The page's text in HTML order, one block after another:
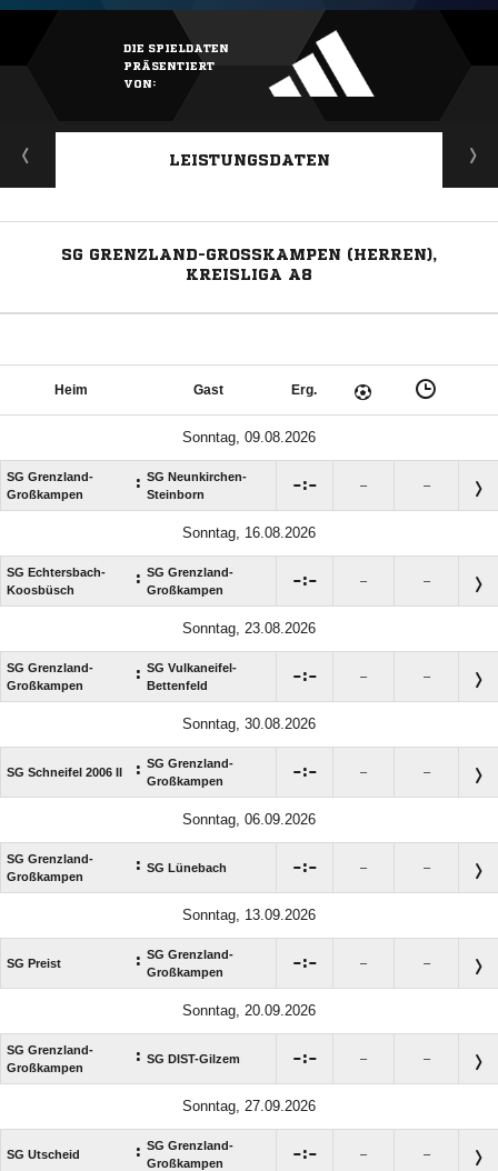
DIE SPIELDATEN
PRÄSENTIERT
VON:
LEISTUNGSDATEN
SG GRENZLAND-GROSSKAMPEN (HERREN), K
REISLIGA A8
Heim Gast Erg.
Sonntag, 09.08.2026
SG Grenzland-
Großkampen
: SG Neunkirchen-
Steinborn
: – –
Sonntag, 16.08.2026
SG Echtersbach-
Koosbüsch
: SG Grenzland-
Großkampen
: – –
Sonntag, 23.08.2026
SG Grenzland-
Großkampen
: SG Vulkaneifel-
Bettenfeld
: – –
Sonntag, 30.08.2026
SG Schneifel 2006 II : SG Grenzland-
Großkampen
: – –
Sonntag, 06.09.2026
SG Grenzland-
Großkampen
: SG Lünebach : – –
Sonntag, 13.09.2026
SG Preist : SG Grenzland-
Großkampen
: – –
Sonntag, 20.09.2026
SG Grenzland-
Großkampen
: SG DIST-Gilzem : – –
Sonntag, 27.09.2026
SG Utscheid : SG Grenzland-
Großkampen
: – –